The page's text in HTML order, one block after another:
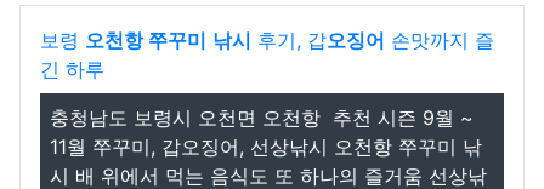
보령 오천항 쭈꾸미 낚시 후기, 갑오징어 손맛까지 즐
긴 하루
충청남도 보령시 오천면 오천항 ️ 추천 시즌 9월 ~
11월 쭈꾸미, 갑오징어, 선상낚시 오천항 쭈꾸미 낚
시 배 위에서 먹는 음식도 또 하나의 즐거움 선상낚